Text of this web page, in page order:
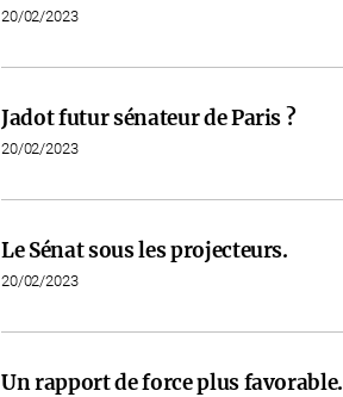
20/02/2023
Jadot futur sénateur de Paris ?
20/02/2023
Le Sénat sous les projecteurs.
20/02/2023
Un rapport de force plus favorable.